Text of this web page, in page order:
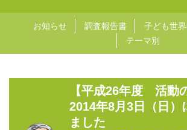
お知らせ 調査報告書
子ども世
テーマ別
【平成26年度 活動
2014年8月3日（日）
ました